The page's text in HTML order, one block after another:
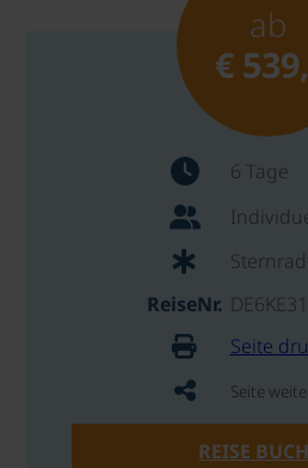
ab
€
6 Tage
ReiseNr.
Seite
Seite
REISE